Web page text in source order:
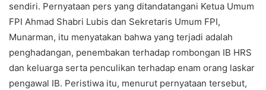
sendiri. Pernyataan pers yang ditandatangani Ketua Umum
FPI Ahmad Shabri Lubis dan Sekretaris Umum FPI,
Munarman, itu menyatakan bahwa yang terjadi adalah
penghadangan, penembakan terhadap rombongan IB HRS
dan keluarga serta penculikan terhadap enam orang laskar
pengawal IB. Peristiwa itu, menurut pernyataan tersebut,